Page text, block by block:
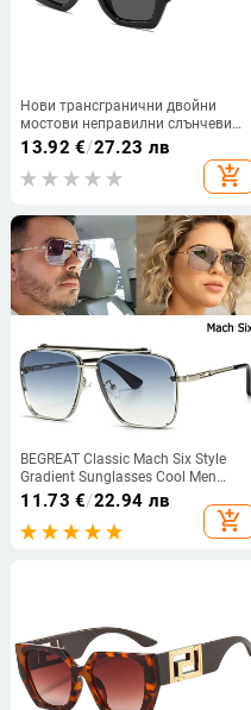
Нови трансгранични двойни
мостови неправилни слънчеви
очила, европейски и американски
стил, популярни, модни слънчеви
очила, уникални слънчеви очила
13.92 €/27.23 лв
add_shopping_cart
BEGREAT Classic Mach Six Style
Gradient Sunglasses Cool Men
Vintage Brand Design Sun Glasses
Lentes очки слънчеви женски
11.73 €/22.94 лв
add_shopping_cart